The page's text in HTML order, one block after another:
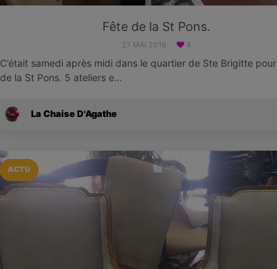
Fête de la St Pons.
27 MAI 2019 4
C’était samedi après midi dans le quartier de Ste Brigitte
de la St Pons. 5 ateliers e…
La Chaise D'Agathe
ACTU